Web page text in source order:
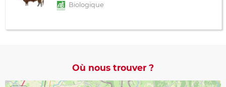
Biologique
Où nous trouver ?